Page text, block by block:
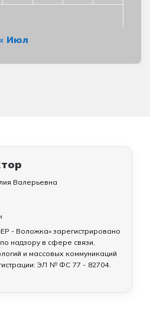
Июл
Валерьевна
- Воложка» зарегистрировано
надзору в сфере связи,
и массовых коммуникаций
ЭЛ № ФС 77 - 82704.